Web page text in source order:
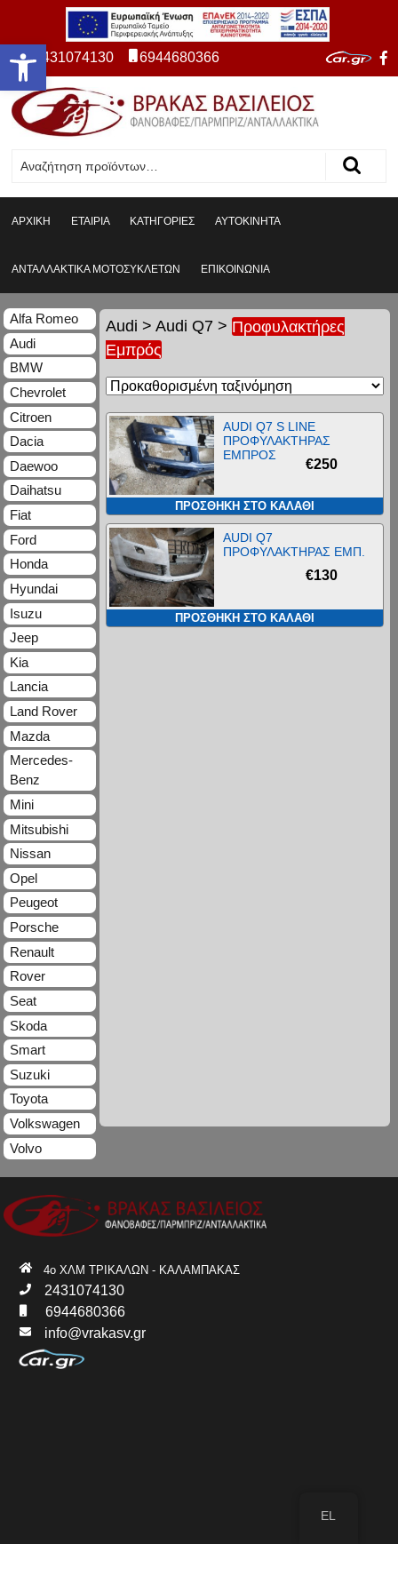
Ανοίξτε τη γραμμή εργαλείων 2431074130 6944680366
ΑΡΧΙΚΗ ΕΤΑΙΡΙΑ ΚΑΤΗΓΟΡΙΕΣ ΑΥΤΟΚΙΝΗΤΑ
ΑΝΤΑΛΛΑΚΤΙΚΑ ΜΟΤΟΣΥΚΛΕΤΩΝ ΕΠΙΚΟΙΝΩΝΙΑ
Audi > Audi Q7> Προφυλακτήρες
Εμπρός
AUDI Q7 S LINE
ΠΡΟΦΥΛΑΚΤΗΡΑΣ
ΕΜΠΡΟΣ
€250
ΠΡΟΣΘΉΚΗ ΣΤΟ ΚΑΛΆΘΙ
AUDI Q7
ΠΡΟΦΥΛΑΚΤΗΡΑΣ ΕΜΠ.
€130
ΠΡΟΣΘΉΚΗ ΣΤΟ ΚΑΛΆΘΙ
Alfa Romeo
Audi
BMW
Chevrolet
Citroen
Dacia
Daewoo
Daihatsu
Fiat
Ford
Honda
Hyundai
Isuzu
Jeep
Kia
Lancia
Land Rover
Mazda
Mercedes-
Benz
Mini
Mitsubishi
Nissan
Opel
Peugeot
Porsche
Renault
Rover
Seat
Skoda
Smart
Suzuki
Toyota
Volkswagen
Volvo
4ο ΧΛΜ ΤΡΙΚΑΛΩΝ - ΚΑΛΑΜΠΑΚΑΣ
2431074130
6944680366
info@vrakasv.gr
EL